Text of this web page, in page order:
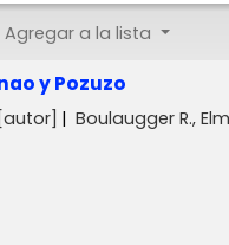
Agregar a la lista
y Pozuzo
[autor] Boulaugger R.,